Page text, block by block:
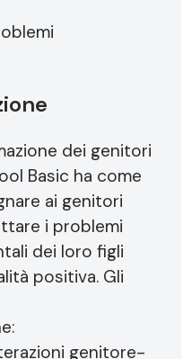
dei genitori
Basic ha come
ai genitori
i problemi
dei loro figli
positiva. Gli
genitore-